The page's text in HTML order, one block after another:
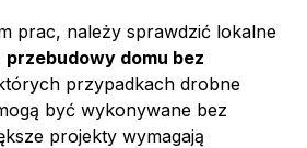
prac, należy sprawdzić lokalne
przebudowy domu bez
przypadkach drobne
być wykonywane bez
projekty wymagają